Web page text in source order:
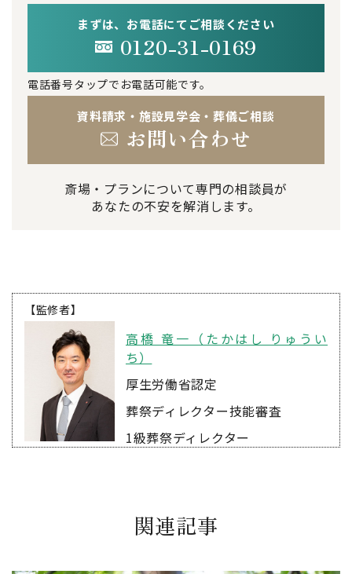
まずは、お電話にてご相談ください
0120-31-0169
電話番号タップでお電話可能です。
資料請求・施設見学会・葬儀ご相談
お問い合わせ
斎場・プランについて専門の相談員が
あなたの不安を解消します。
【監修者】
高橋 竜一（たかはし りゅうい
ち）
厚生労働省認定
葬祭ディレクター技能審査
1級葬祭ディレクター
関連記事